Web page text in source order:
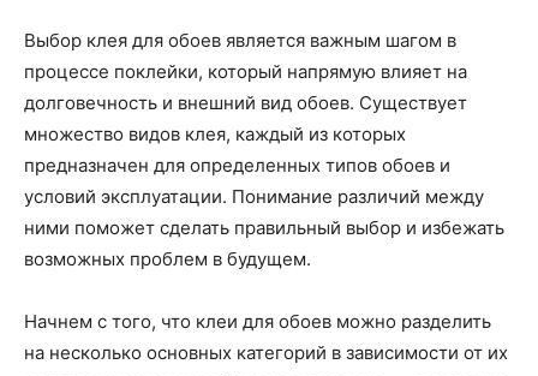
Выбор клея для обоев является важным шагом в
процессе поклейки, который напрямую влияет на
долговечность и внешний вид обоев. Существует
множество видов клея, каждый из которых
предназначен для определенных типов обоев и
условий эксплуатации. Понимание различий между
ними поможет сделать правильный выбор и избежать
возможных проблем в будущем.
Начнем с того, что клеи для обоев можно разделить
на несколько основных категорий в зависимости от их